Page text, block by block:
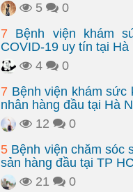
5
0
7 Bệnh viện khám
COVID-19 uy tín tại Hà
4
0
7 Bệnh viện khám sức
nhân hàng đầu tại Hà
12
0
5 Bệnh viện chăm sóc
sản hàng đầu tại TP
21
0